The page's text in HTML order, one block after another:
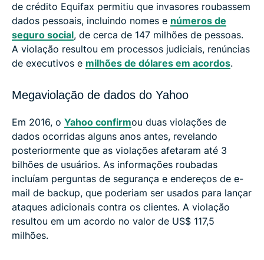
de crédito Equifax permitiu que invasores roubassem
dados pessoais, incluindo nomes e números de
seguro social, de cerca de 147 milhões de pessoas.
A violação resultou em processos judiciais, renúncias
de executivos e milhões de dólares em acordos.
Megaviolação de dados do Yahoo
Em 2016, o Yahoo confirmou duas violações de
dados ocorridas alguns anos antes, revelando
posteriormente que as violações afetaram até 3
bilhões de usuários. As informações roubadas
incluíam perguntas de segurança e endereços de e-
mail de backup, que poderiam ser usados ​​para lançar
ataques adicionais contra os clientes. A violação
resultou em um acordo no valor de US$ 117,5
milhões.